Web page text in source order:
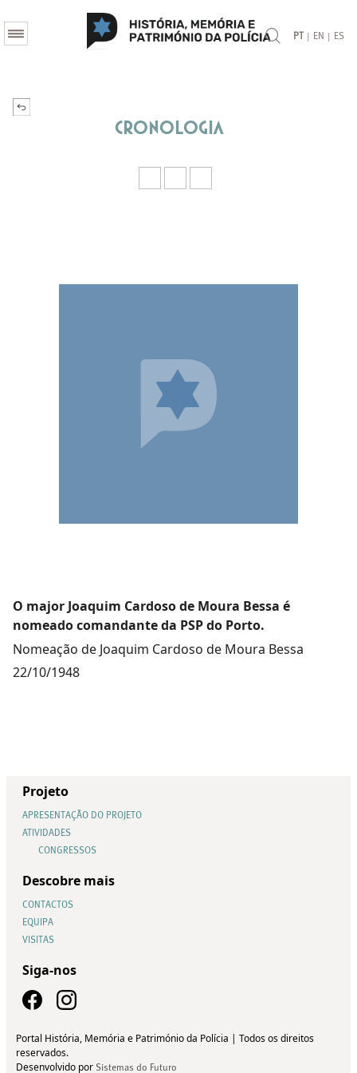
PT | EN | ES
Cronologia
O major Joaquim Cardoso de Moura Bessa é
nomeado comandante da PSP do Porto.
Nomeação de Joaquim Cardoso de Moura Bessa
22/10/1948
Projeto
APRESENTAÇÃO DO PROJETO
ATIVIDADES
CONGRESSOS
Descobre mais
CONTACTOS
EQUIPA
VISITAS
Siga-nos
Portal História, Memória e Património da Polícia | Todos os direitos
reservados.
Desenvolvido por Sistemas do Futuro